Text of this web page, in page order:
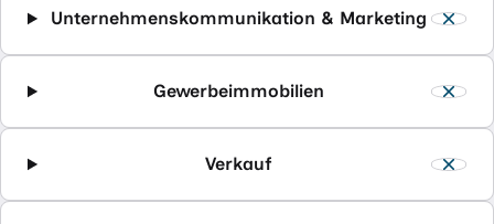
Unternehmenskommunikation & Marketing
Gewerbeimmobilien
Verkauf